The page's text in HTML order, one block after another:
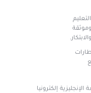
إلكترونيا